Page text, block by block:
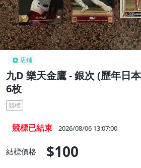
店鋪
九D 樂天金鷹 - 銀次 (歷年日
6枚
競標
競標已結束 2026/08/06 13:07:00
結標價格 $100